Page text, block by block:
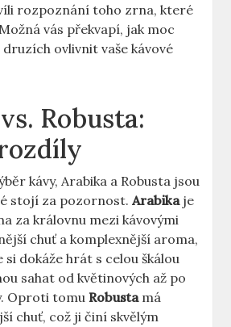
rozpoznání toho zrna, které
vás překvapí, jak moc
ovlivnit vaše kávové
Robusta:
kávy, Arabika a Robusta jsou
stojí za pozornost.Arabikaje
za královnu mezi kávovými
chuť a komplexnější aroma,
si dokáže hrát s celou škálou
sahat od květinových až po
Oproti tomuRobustamá
chuť, což ji činí skvělým